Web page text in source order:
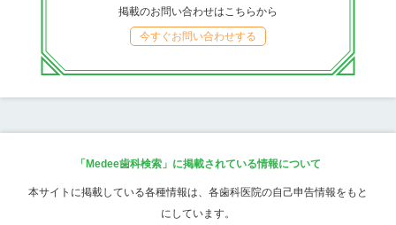
掲載のお問い合わせはこちらから
今すぐお問い合わせする
「Medee歯科検索」に掲載されている情報について
本サイトに掲載している各種情報は、各歯科医院の自己申告情報をもと
にしています。